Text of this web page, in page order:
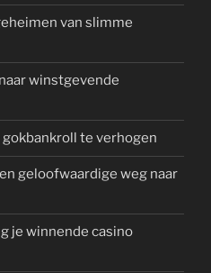
van slimme
winstgevende
te verhogen
geloofwaardige weg naar
je winnende casino